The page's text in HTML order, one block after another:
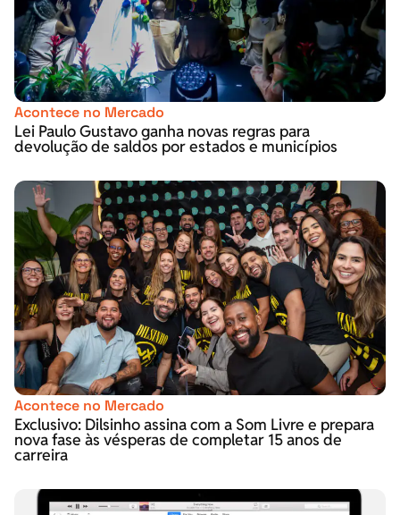
Acontece no Mercado
Lei Paulo Gustavo ganha novas regras para
devolução de saldos por estados e municípios
Acontece no Mercado
Exclusivo: Dilsinho assina com a Som Livre e prepara
nova fase às vésperas de completar 15 anos de
carreira